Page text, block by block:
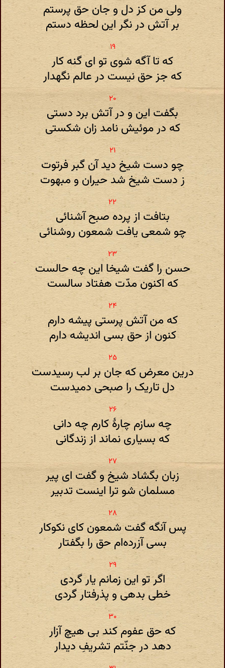
ولی من کز دل و جان حق پرستم
بر آتش در نگر این لحظه دستم
که تا آگه شوی تو ای گنه کار
که جز حق نیست در عالم نگهدار
بگفت این و در آتش برد دستی
که در موئیش نامد زان شکستی
چو دست شیخ دید آن گبر فرتوت
ز دست شیخ شد حیران و مبهوت
بتافت از پرده صبح آشنائی
چو شمعی یافت شمعون روشنائی
حسن را گفت شیخا این چه حالست
که اکنون مدّت هفتاد سالست
که من آتش پرستی پیشه دارم
کنون از حق بسی اندیشه دارم
درین معرض که جان بر لب رسیدست
دل تاریک را صبحی دمیدست
چه سازم چارهٔ کارم چه دانی
که بسیاری نماند از زندگانی
زبان بگشاد شیخ و گفت ای پیر
مسلمان شو ترا اینست تدبیر
پس آنگه گفت شمعون کای نکوکار
بسی آزرده‌ام حق را بگفتار
اگر تو این زمانم یار گردی
خطی بدهی و پذرفتار گردی
که حق عفوم کند بی هیچ آزار
دهد در جنّتم تشریفِ دیدار